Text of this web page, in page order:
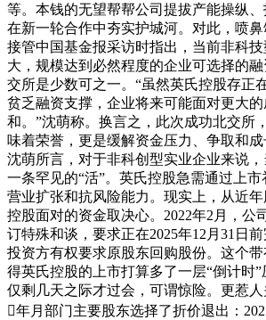
等。本钱的无望帮帮公司提拔产能操纵
在新一轮合作中夯实护城河。对此，喷
接管中国基金报采访时指出，当前非科
大，规模达到必然程度的企业可选择的
交所是少数可之一。“虽然英氏控股存正
贫乏融资支撑，企业将来可能面对更大
和。”沈萌称。换言之，此次成功北交所
味着荣誉，更是缓解资金压力、争取和
沈萌所言，对于非科创型实业企业来说
一条罕见的“活”。英氏控股急需通过上
营业扩张和抗风险能力。现实上，从近
控股面对的资金取决心。2022年2月，公
订特殊和谈，要求正在2025年12月31日
投资方有权要求原股东回购股份。这个
得英氏控股的上市打算多了一层“倒计时”
仅剩几天之际才过会，可谓惊险。更惹
年月部门主要股东选择了折价退出：